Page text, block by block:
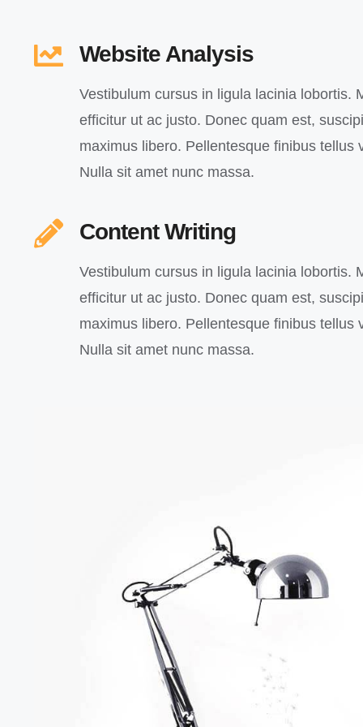
Website Analysis
Vestibulum cursus in ligula lacinia lobortis.
efficitur ut ac justo. Donec quam est,
maximus libero. Pellentesque finibus tellus
Nulla sit amet nunc massa.
Content Writing
Vestibulum cursus in ligula lacinia lobortis.
efficitur ut ac justo. Donec quam est,
maximus libero. Pellentesque finibus tellus
Nulla sit amet nunc massa.